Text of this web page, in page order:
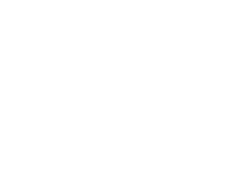
2026